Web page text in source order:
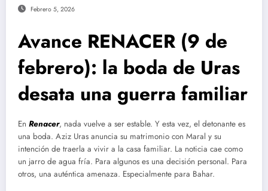
Febrero 5, 2026
Avance RENACER (9 de
febrero): la boda de Uras
desata una guerra familiar
En Renacer, nada vuelve a ser estable. Y esta vez, el detonante es
una boda. Aziz Uras anuncia su matrimonio con Maral y su
intención de traerla a vivir a la casa familiar. La noticia cae como
un jarro de agua fría. Para algunos es una decisión personal. Para
otros, una auténtica amenaza. Especialmente para Bahar.